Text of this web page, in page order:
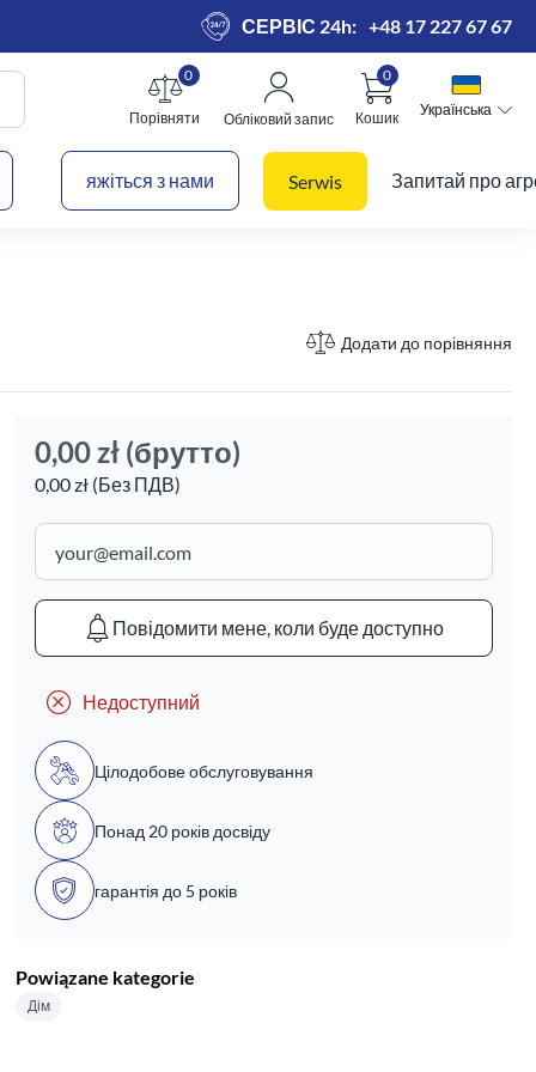
СЕРВІС 24h: +48 17 227 67 67
Порівняти
0
Обліковий запис Кошик
0
Українська
Українська
яжіться з нами Serwis Запитай про
Додати до порівняння
0,00 zł (брутто)
0,00 zł (Без ПДВ)
Повідомити мене, коли буде доступно
Недоступний
Цілодобове обслуговування
Понад 20 років досвіду
гарантія до 5 років
Powiązane kategorie
Дім